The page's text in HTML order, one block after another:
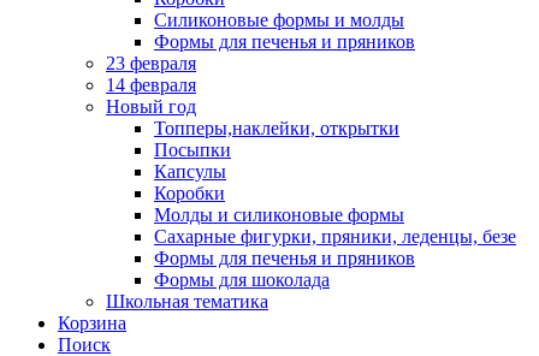
Силиконовые формы и молды
Формы для печенья и пряников
23 февраля
14 февраля
Новый год
Топперы,наклейки, открытки
Посыпки
Капсулы
Коробки
Молды и силиконовые формы
Сахарные фигурки, пряники, леденцы, безе
Формы для печенья и пряников
Формы для шоколада
Школьная тематика
Корзина
Поиск